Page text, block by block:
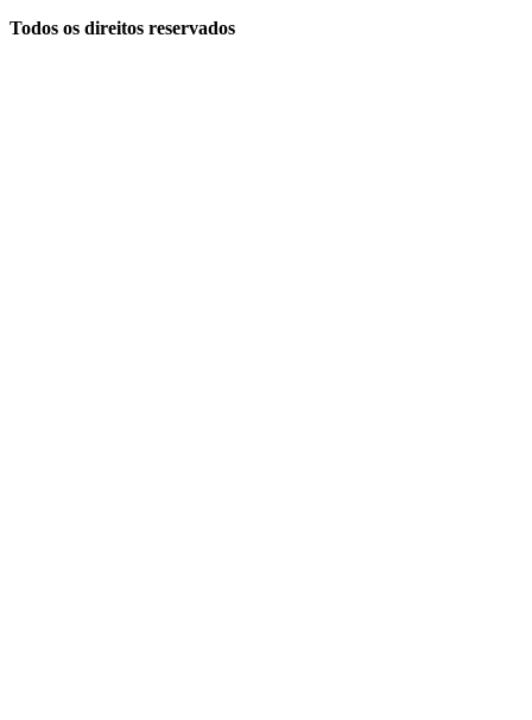
Todos os direitos reservados